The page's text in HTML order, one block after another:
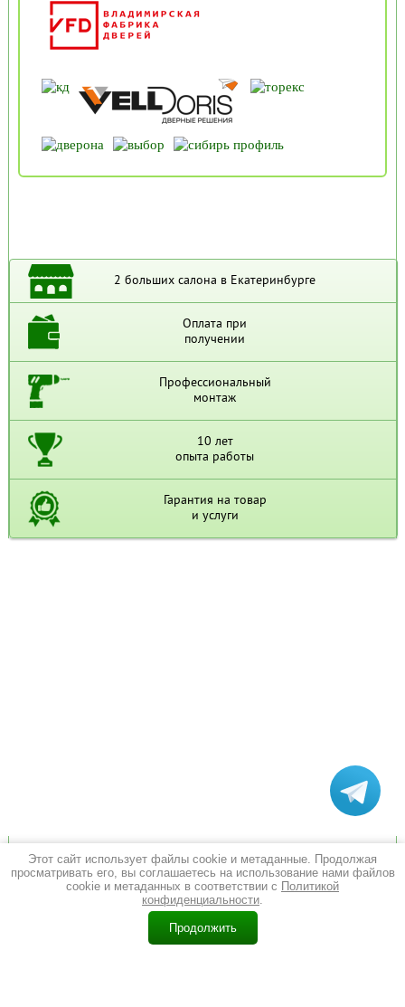
2 больших салона в Екатеринбурге
Оплата при
получении
Профессиональный
монтаж
10 лет
опыта работы
Гарантия на товар
и услуги
Мы в Instagram
Перейти в Instagram
Корзина
Этот сайт использует файлы cookie и метаданные. Продолжая
просматривать его, вы соглашаетесь на использование нами файлов
cookie и метаданных в соответствии с Политикой
конфиденциальности.
Продолжить